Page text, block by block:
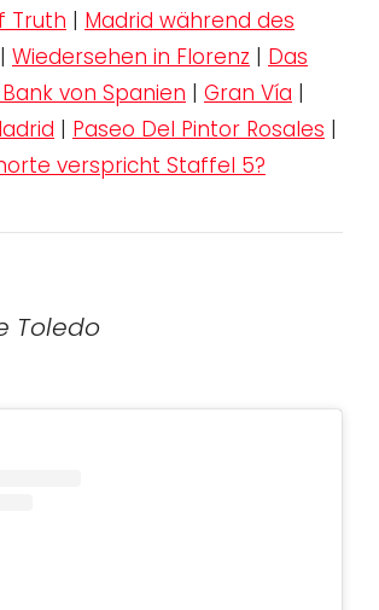
Truth | Madrid während des
| Wiedersehen in Florenz | Das
von Spanien | Gran Vía |
| Paseo Del Pintor Rosales |
verspricht Staffel 5?
Toledo